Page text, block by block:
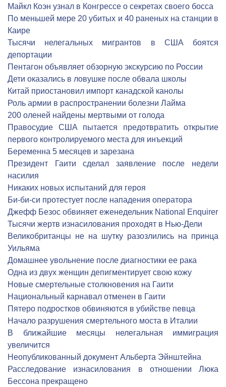
Майкл Коэн узнал в Конгрессе о секретах своего босса
По меньшей мере 20 убитых и 40 раненых на станции в
Каире
Тысячи нелегальных мигрантов в США боятся
депортации
Пентагон объявляет обзорную экскурсию по России
Дети оказались в ловушке после обвала школы
Китай приостановил импорт канадской канолы
Роль армии в распространении болезни Лайма
200 оленей найдены мертвыми от голода
Правосудие США пытается предотвратить открытие
первого контролируемого места для инъекций
Беременна 5 месяцев и зарезана
Президент Гаити сделал заявление после недели
насилия
Никаких новых испытаний для героя
Би-би-си протестует после нападения оператора
Джефф Безос обвиняет еженедельник National Enquirer
Тысячи жертв изнасилования проходят в Нью-Дели
Великобританцы не на шутку разозлились на принца
Уильяма
Домашнее увольнение после диагностики ее рака
Одна из двух женщин депигментирует свою кожу
Новые смертельные столкновения на Гаити
Национальный карнавал отменен в Гаити
Пятеро подростков обвиняются в убийстве певца
Начало разрушения смертельного моста в Италии
В ближайшие месяцы нелегальная иммиграция
увеличится
Неопубликованный документ Альберта Эйнштейна
Расследование изнасилования в отношении Люка
Бессона прекращено